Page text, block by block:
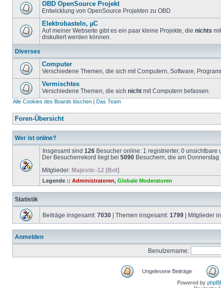
OBD OpenSource Projekt
Entwicklung von OpenSource Projekten zu OBD
Elektrobasteln, µC
Auf meiner Webseite gibt es ein paar kleine Projekte, die nichts
diskutiert werden können.
Diverses
Computer
Verschiedene Themen, die sich mit Computern, Software,
Vermischtes
Verschiedene Themen, die sich nicht mit Computern befassen.
Alle Cookies des Boards löschen | Das Team
Foren-Übersicht
Wer ist online?
Insgesamt sind 126 Besucher online: 1 registrierter, 0
Der Besucherrekord liegt bei 5090 Besuchern, die am
Mitglieder: Majestic-12 [Bot]
Legende :: Administratoren, Globale Moderatoren
Statistik
Beiträge insgesamt: 7030 | Themen insgesamt: 1799 | Mitglieder
Anmelden
Benutzername:
Ungelesene Beiträge
Powered by